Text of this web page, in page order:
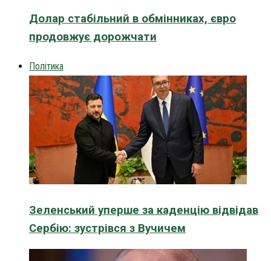
Долар стабільний в обмінниках, євро
продовжує дорожчати
Політика
Зеленський уперше за каденцію відвідав
Сербію: зустрівся з Вучичем